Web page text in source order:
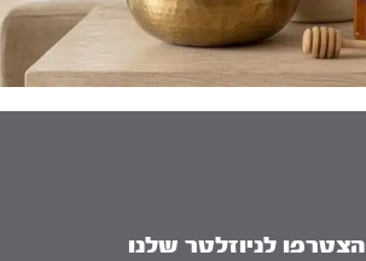
הצטרפו לניוזלטר שלנו